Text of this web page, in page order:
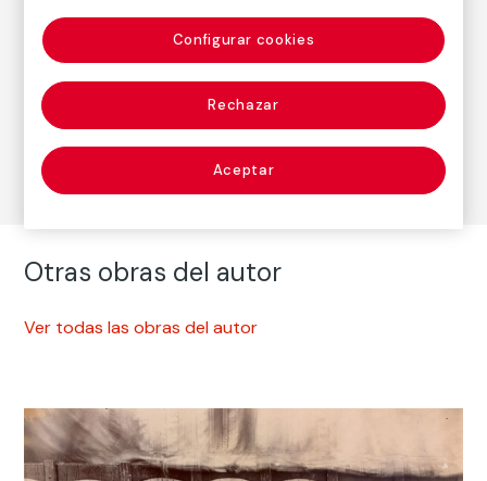
Eugène Atget
Nacimiento: Libourne, 1857
Fallecimiento: París, 1927
Fotografía
Otras obras del autor
Ver todas las obras del autor
Rechazar
Aceptar
Configurar cookies